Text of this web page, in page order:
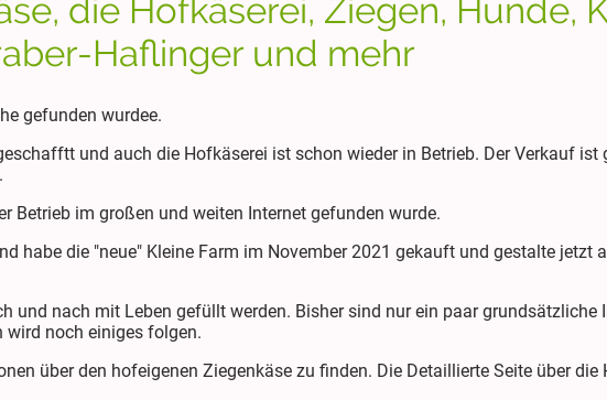
die Hofkäserei, Ziegen, Hunde,
Haflinger und mehr
gefunden wurdee.
und auch die Hofkäserei ist schon wieder in Betrieb. Der Verkauf ist
Betrieb im großen und weiten Internet gefunden wurde.
habe die "neue" Kleine Farm im November 2021 gekauft und gestalte jetzt
und nach mit Leben gefüllt werden. Bisher sind nur ein paar grundsätzliche
wird noch einiges folgen.
über den hofeigenen Ziegenkäse zu finden. Die Detaillierte Seite über die